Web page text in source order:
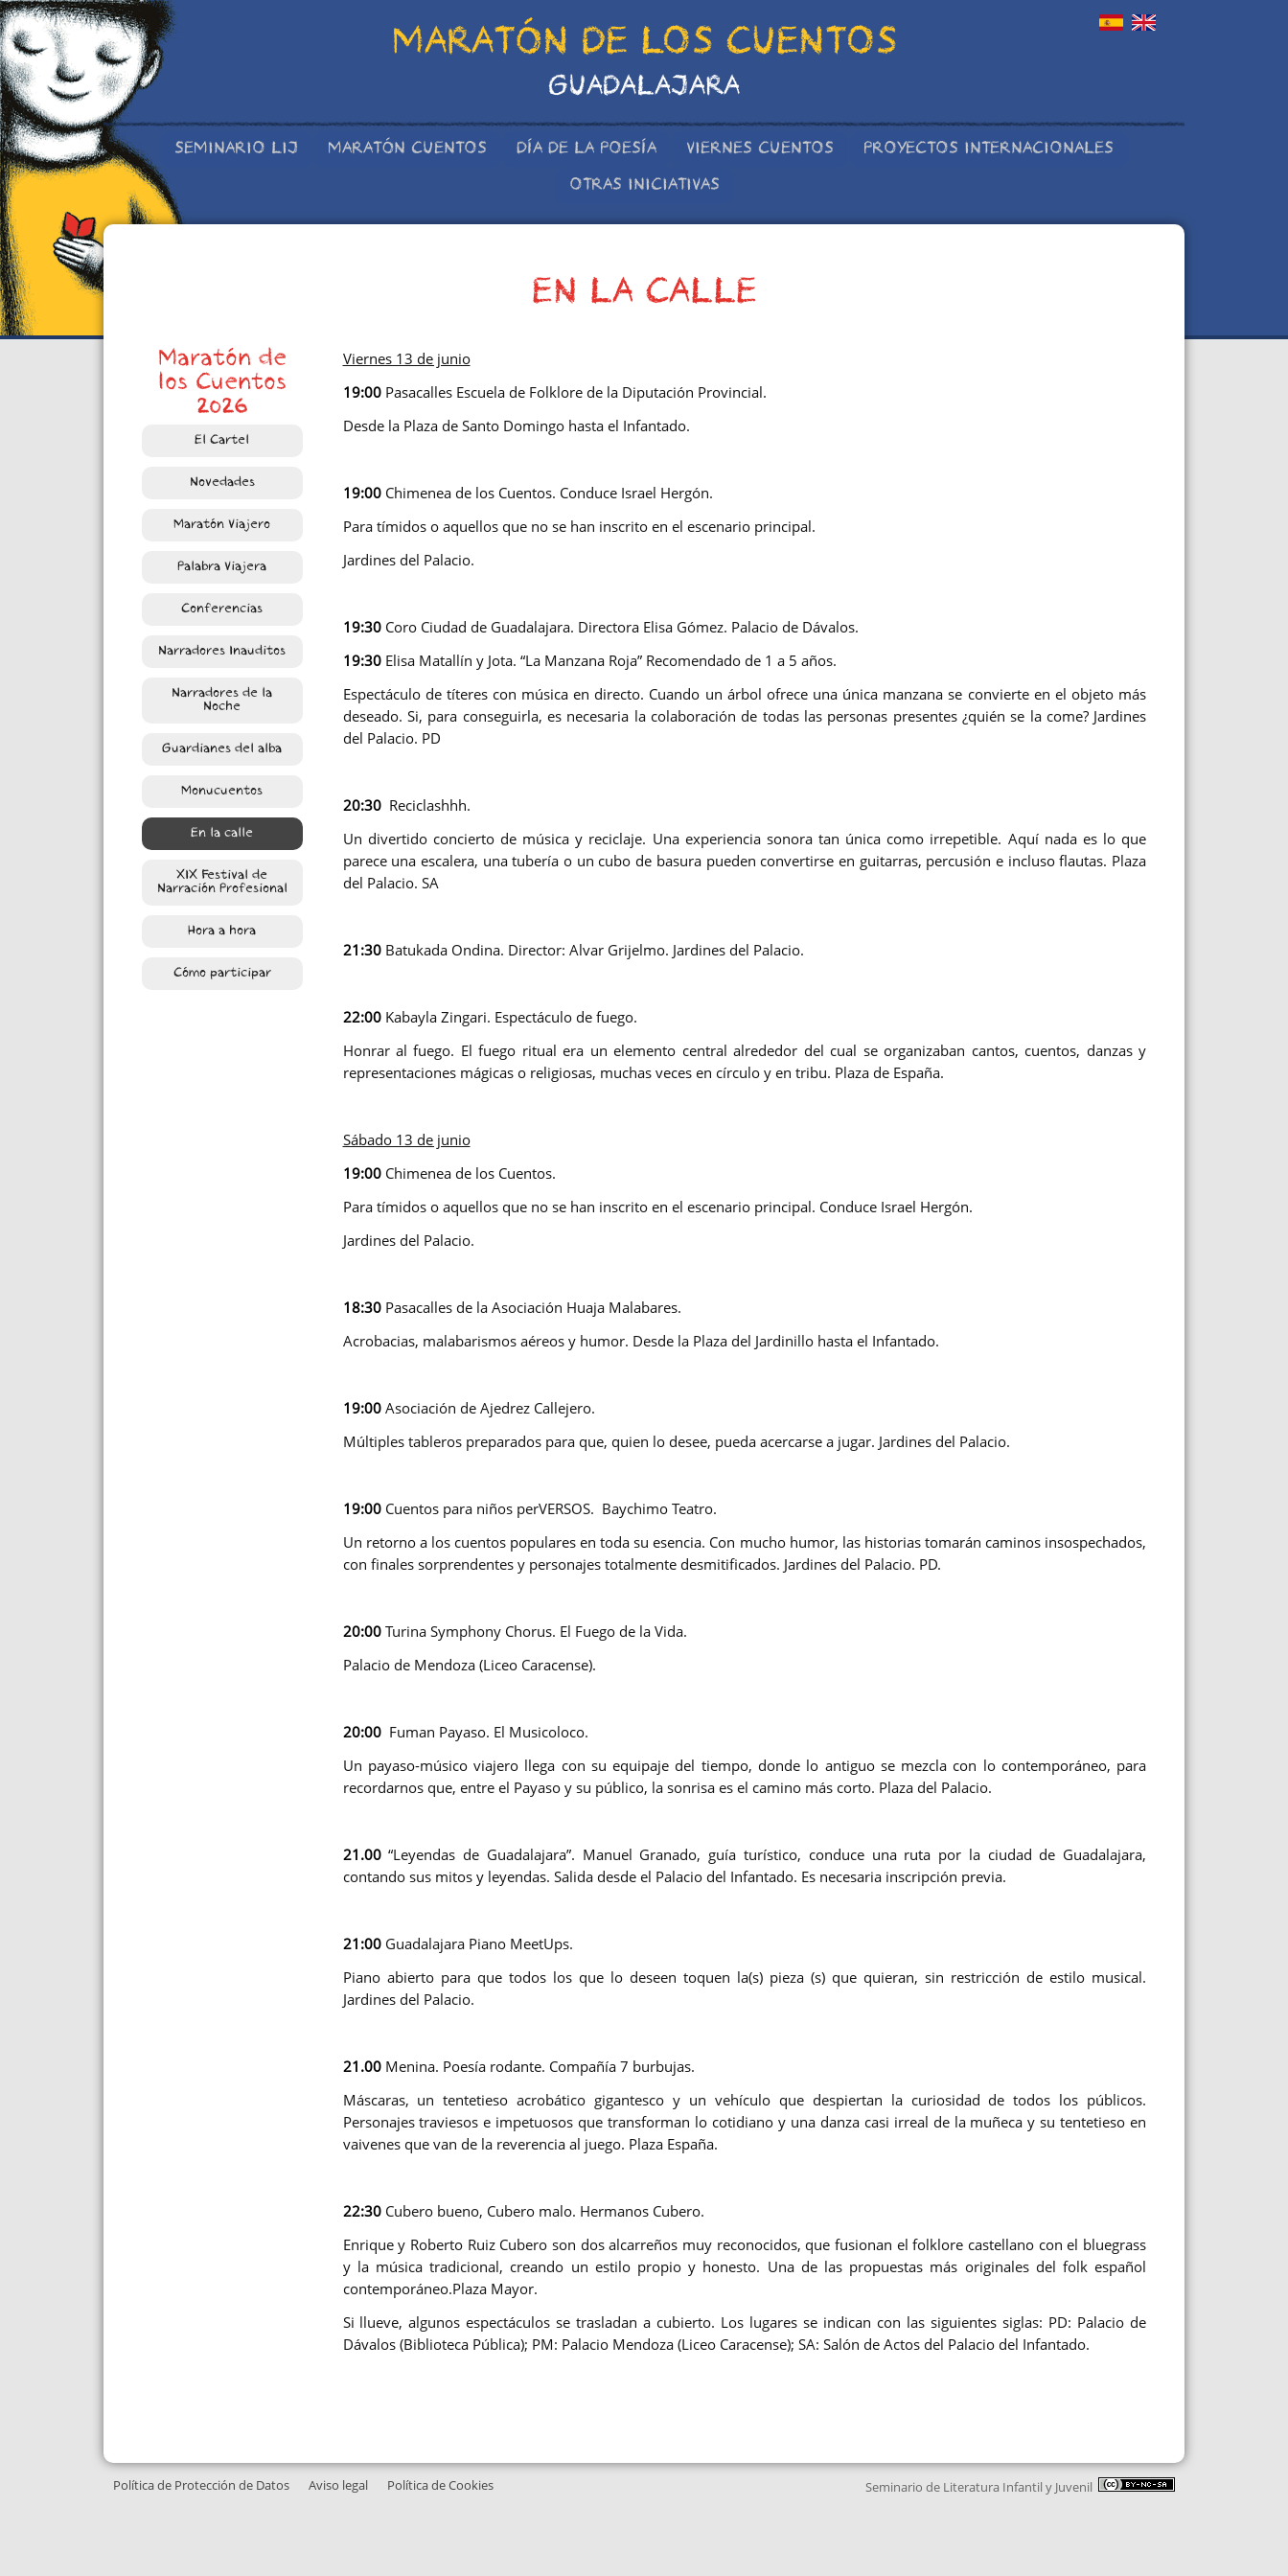
MARATÓN DE LOS CUENTOS
GUADALAJARA
SEMINARIO LIJ MARATÓN CUENTOS DÍA DE LA POESÍA VIERNES CUENTOS PROYECTOS INTERNACIONALES
OTRAS INICIATIVAS
EN LA CALLE
Maratón de
los Cuentos
2026
El Cartel
Novedades
Maratón Viajero
Palabra Viajera
Conferencias
Narradores Inauditos
Narradores de la
Noche
Guardianes del alba
Monucuentos
En la calle
XIX Festival de
Narración Profesional
Hora a hora
Cómo participar
Viernes 13 de junio
19:00Pasacalles Escuela de Folklore de la Diputación Provincial.
Desde la Plaza de Santo Domingo hasta el Infantado.
19:00 Chimenea de los Cuentos. Conduce Israel Hergón.
Para tímidos o aquellos que no se han inscrito en el escenario principal.
Jardines del Palacio.
19:30 Coro Ciudad de Guadalajara. Directora Elisa Gómez. Palacio de Dávalos.
19:30 Elisa Matallín y Jota. “La Manzana Roja” Recomendado de 1 a 5 años.
Espectáculo de títeres con música en directo. Cuando un árbol ofrece una única manzana se convierte en el objeto más
deseado. Si, para conseguirla, es necesaria la colaboración de todas las personas presentes ¿quién se la come? Jardines
del Palacio. PD
20:30 Reciclashhh.
Un divertido concierto de música y reciclaje. Una experiencia sonora tan única como irrepetible. Aquí nada es lo que
parece una escalera, una tubería o un cubo de basura pueden convertirse en guitarras, percusión e incluso flautas. Plaza
del Palacio. SA
21:30 Batukada Ondina. Director: Alvar Grijelmo. Jardines del Palacio.
22:00 Kabayla Zingari. Espectáculo de fuego.
Honrar al fuego. El fuego ritual era un elemento central alrededor del cual se organizaban cantos, cuentos, danzas y
representaciones mágicas o religiosas, muchas veces en círculo y en tribu. Plaza de España.
Sábado 13 de junio
19:00Chimenea de los Cuentos.
Para tímidos o aquellos que no se han inscrito en el escenario principal. Conduce Israel Hergón.
Jardines del Palacio.
18:30Pasacalles de la Asociación Huaja Malabares.
Acrobacias, malabarismos aéreos y humor. Desde la Plaza del Jardinillo hasta el Infantado.
19:00Asociación de Ajedrez Callejero.
Múltiples tableros preparados para que, quien lo desee, pueda acercarse a jugar. Jardines del Palacio.
19:00Cuentos para niños perVERSOS. Baychimo Teatro.
Un retorno a los cuentos populares en toda su esencia. Con mucho humor, las historias tomarán caminos insospechados,
con finales sorprendentes y personajes totalmente desmitificados. Jardines del Palacio. PD.
20:00Turina Symphony Chorus. El Fuego de la Vida.
Palacio de Mendoza (Liceo Caracense).
20:00Fuman Payaso. El Musicoloco.
Un payaso-músico viajero llega con su equipaje del tiempo, donde lo antiguo se mezcla con lo contemporáneo, para
recordarnos que, entre el Payaso y su público, la sonrisa es el camino más corto. Plaza del Palacio.
21.00“Leyendas de Guadalajara”. Manuel Granado, guía turístico, conduce una ruta por la ciudad de Guadalajara,
contando sus mitos y leyendas. Salida desde el Palacio del Infantado. Es necesaria inscripción previa.
21:00Guadalajara Piano MeetUps.
Piano abierto para que todos los que lo deseen toquen la(s) pieza (s) que quieran, sin restricción de estilo musical.
Jardines del Palacio.
21.00Menina. Poesía rodante. Compañía 7 burbujas.
Máscaras, un tentetieso acrobático gigantesco y un vehículo que despiertan la curiosidad de todos los públicos.
Personajes traviesos e impetuosos que transforman lo cotidiano y una danza casi irreal de la muñeca y su tentetieso en
vaivenes que van de la reverencia al juego. Plaza España.
22:30Cubero bueno, Cubero malo. Hermanos Cubero.
Enrique y Roberto Ruiz Cubero son dos alcarreños muy reconocidos, que fusionan el folklore castellano con el bluegrass
y la música tradicional, creando un estilo propio y honesto. Una de las propuestas más originales del folk español
contemporáneo.Plaza Mayor.
Si llueve, algunos espectáculos se trasladan a cubierto. Los lugares se indican con las siguientes siglas: PD: Palacio de
Dávalos (Biblioteca Pública); PM: Palacio Mendoza (Liceo Caracense); SA: Salón de Actos del Palacio del Infantado.
Seminario de Literatura Infantil y Juvenil
Política de Protección de Datos Aviso legal Política de Cookies